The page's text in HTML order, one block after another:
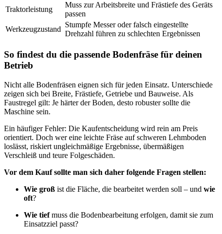
Traktorleistung
Muss zur Arbeitsbreite und Frästiefe des Geräts
passen
Werkzeugzustand
Stumpfe Messer oder falsch eingestellte
Drehzahl führen zu schlechten Ergebnissen
So findest du die passende Bodenfräse für deinen
Betrieb
Nicht alle Bodenfräsen eignen sich für jeden Einsatz. Unterschiede
zeigen sich bei Breite, Frästiefe, Getriebe und Bauweise. Als
Faustregel gilt: Je härter der Boden, desto robuster sollte die
Maschine sein.
Ein häufiger Fehler: Die Kaufentscheidung wird rein am Preis
orientiert. Doch wer eine leichte Fräse auf schweren Lehmboden
loslässt, riskiert ungleichmäßige Ergebnisse, übermäßigen
Verschleiß und teure Folgeschäden.
Vor dem Kauf sollte man sich daher folgende Fragen stellen:
Wie groß ist die Fläche, die bearbeitet werden soll – und wie
oft?
Wie tiefmuss die Bodenbearbeitung erfolgen, damit sie zum
Einsatzziel passt?